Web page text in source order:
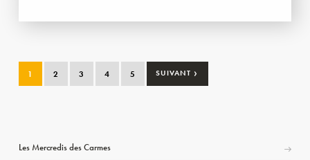
1 2 3 4 5 SUIVANT ›
Les Mercredis des Carmes